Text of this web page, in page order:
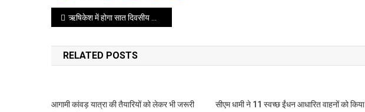
Post
navigation
ऋषिकेश में होगा सात दिवसीय अन्तर्राष्ट्रीय योग महोत्सव, देश के जाने माने गुरुओं का मिलेगा सानिध्य
RELATED POSTS
आगामी कांवड़ यात्रा की तैयारियों को लेकर भी जरूरी
सीएम धामी ने 11 स्वच्छ ईंधन आधारित वाहनों को किया